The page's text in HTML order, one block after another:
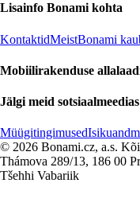
Lisainfo Bonami kohta
KontaktidMeistBonami
Mobiilirakenduse
Jälgi meid sotsiaalmeedias
Müügitingimused
© 2026 Bonami.cz, a.s.
Thámova 289/13, 186 00
Tšehhi Vabariik